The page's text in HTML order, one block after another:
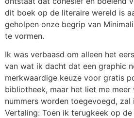
dit boek op de literaire wereld is
geholpen onze begrip van
te vormen.
Ik was verbaasd om alleen het
van wat ik dacht dat een graphic
merkwaardige keuze voor gratis
bibliotheek, maar het liet me meer
nummers worden toegevoegd,
Vertaling: Toen ik terugkeek op